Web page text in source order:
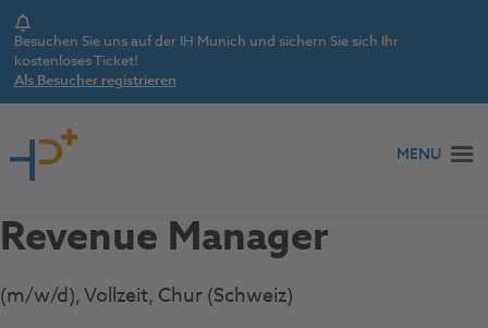
Notice
Besuchen Sie uns auf der IH Munich und sichern Sie sich Ihr
kostenloses Ticket!
Als Besucher registrieren
MENU
Revenue Manager
(m/w/d), Vollzeit, Chur (Schweiz)